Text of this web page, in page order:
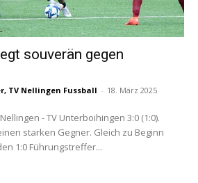
souverän gegen
TV Nellingen Fussball - 18. März 2025
- TV Unterboihingen 3:0 (1:0).
starken Gegner. Gleich zu Beginn
1:0 Führungstreffer...